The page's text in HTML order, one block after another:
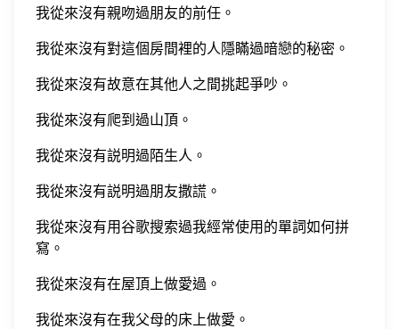
我從來沒有親吻過朋友的前任。
我從來沒有對這個房間裡的人隱瞞過暗戀的秘密。
我從來沒有故意在其他人之間挑起爭吵。
我從來沒有爬到過山頂。
我從來沒有説明過陌生人。
我從來沒有説明過朋友撒謊。
我從來沒有用谷歌搜索過我經常使用的單詞如何拼
寫。
我從來沒有在屋頂上做愛過。
我從來沒有在我父母的床上做愛。